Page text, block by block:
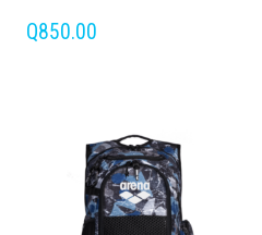
Q850.00